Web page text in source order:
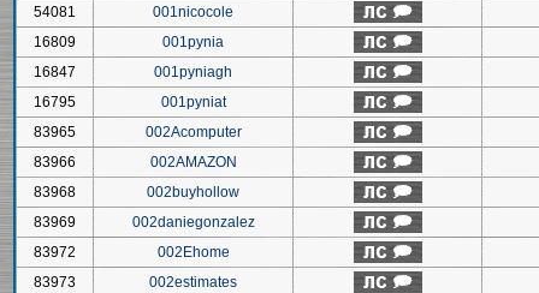
54081
001nicocole
16809
001pynia
16847
001pyniagh
16795
001pyniat
83965
002Acomputer
83966
002AMAZON
83968
002buyhollow
83969
002daniegonzalez
83972
002Ehome
83973
002estimates